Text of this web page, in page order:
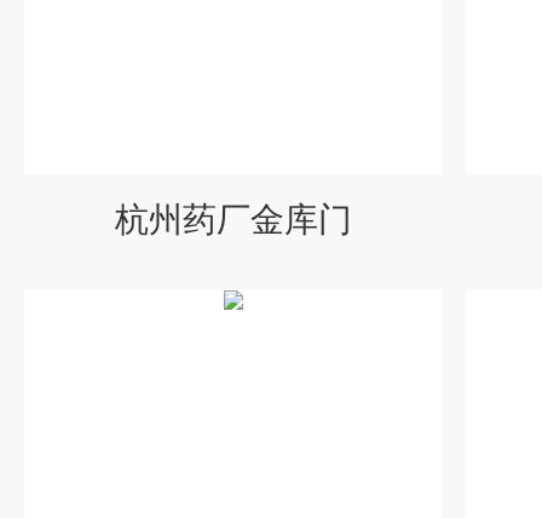
杭州药厂金库门